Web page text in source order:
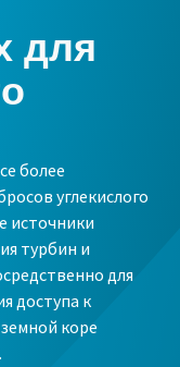
для
более
углекислого
источники
турбин и
для
доступа к
коре